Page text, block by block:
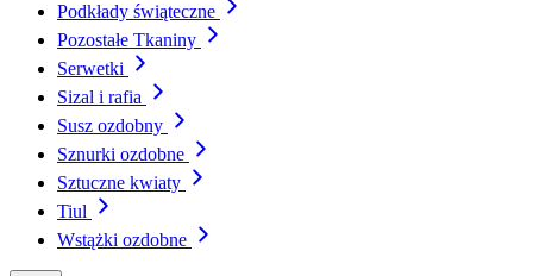
Podkłady świąteczne
Pozostałe Tkaniny
Serwetki
Sizal i rafia
Susz ozdobny
Sznurki ozdobne
Sztuczne kwiaty
Tiul
Wstążki ozdobne